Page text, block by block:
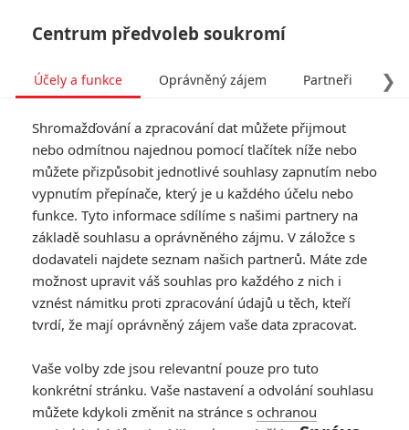
Saw: Po přidání humoru
hororová série mění také
název
Napsal:Jaroslav Mrázek - (Jaaaara), 23.01.2020 17:26
Centrum předvoleb soukromí
❯
Účely a funkce Oprávněný zájem Partneři
Shromažďování a zpracování dat můžete přijmout
nebo odmítnou najednou pomocí tlačítek níže nebo
můžete přizpůsobit jednotlivé souhlasy zapnutím nebo
vypnutím přepínače, který je u každého účelu nebo
funkce. Tyto informace sdílíme s našimi partnery na
základě souhlasu a oprávněného zájmu. V záložce s
dodavateli najdete seznam našich partnerů. Máte zde
možnost upravit váš souhlas pro každého z nich i
vznést námitku proti zpracování údajů u těch, kteří
tvrdí, že mají oprávněný zájem vaše data zpracovat.
Vaše volby zde jsou relevantní pouze pro tuto
konkrétní stránku. Vaše nastavení a odvolání souhlasu
můžete kdykoli změnit na stránce s ochranou